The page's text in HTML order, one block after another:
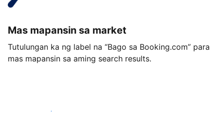
Mas mapansin sa market
Tutulungan ka ng label na “Bago sa Booking.com” para
mas mapansin sa aming search results.
Magsimula ngayon